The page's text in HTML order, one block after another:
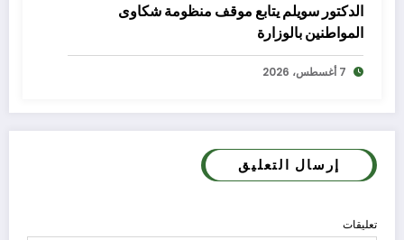
الدكتور سويلم يتابع موقف منظومة شكاوى
المواطنين بالوزارة
7 أغسطس، 2026
إرسال التعليق
تعليقات